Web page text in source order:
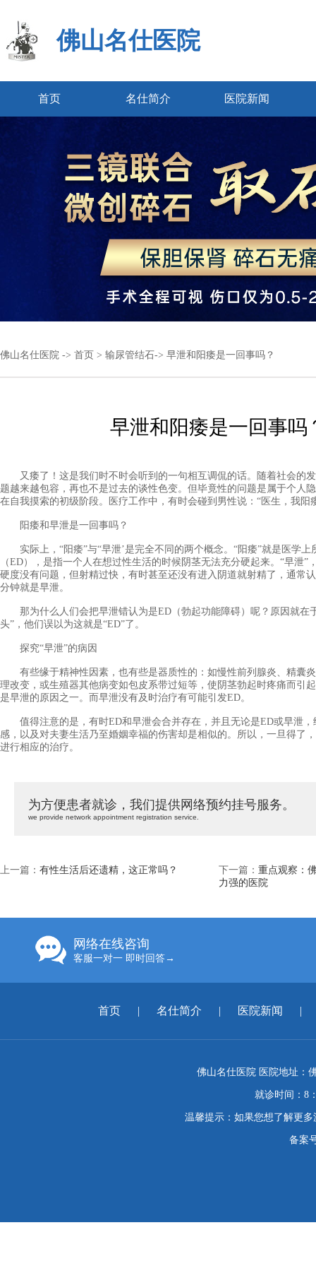
佛山名仕医院
首页 名仕简介 医院新闻
佛山名仕医院 -> 首页 > 输尿管结石-> 早泄和阳痿是一回事吗？
早泄和阳痿是一回事吗
又痿了！这是我们时不时会听到的一句相互调侃的话。随着社会的
题越来越包容，再也不是过去的谈性色变。但毕竟性的问题是属于个人
在自我摸索的初级阶段。医疗工作中，有时会碰到男性说：“医生，我阳
阳痿和早泄是一回事吗？
实际上，“阳痿”与“早泄’是完全不同的两个概念。“阳痿”就是医学上
（ED），是指一个人在想过性生活的时候阴茎无法充分硬起来。“早泄”
硬度没有问题，但射精过快，有时甚至还没有进入阴道就射精了，通常
分钟就是早泄。
那为什么人们会把早泄错认为是ED（勃起功能障碍）呢？原因就在
头”，他们误以为这就是“ED”了。
探究“早泄”的病因
有些缘于精神性因素，也有些是器质性的：如慢性前列腺炎、精囊
理改变，或生殖器其他病变如包皮系带过短等，使阴茎勃起时疼痛而引
是早泄的原因之一。而早泄没有及时治疗有可能引发ED。
值得注意的是，有时ED和早泄会合并存在，并且无论是ED或早泄，
感，以及对夫妻生活乃至婚姻幸福的伤害却是相似的。所以，一旦得了
进行相应的治疗。
为方便患者就诊，我们提供网络预约挂号服务。
we provide network appointment registration service.
上一篇： 有性生活后还遗精，这正常吗？ 下一篇： 重点观察：
力强的医院
网络在线咨询
客服一对一 即时回答→
首页 | 名仕简介 | 医院新闻 |
佛山名仕医院 医院地址：
就诊时间：8
温馨提示：如果您想了解更
备案